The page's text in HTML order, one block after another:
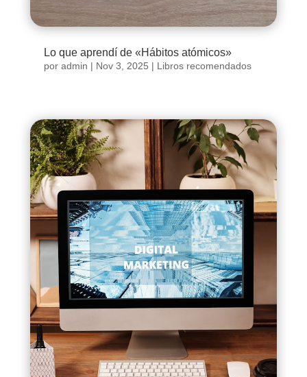
Lo que aprendí de «Hábitos atómicos»
por admin | Nov 3, 2025 | Libros recomendados